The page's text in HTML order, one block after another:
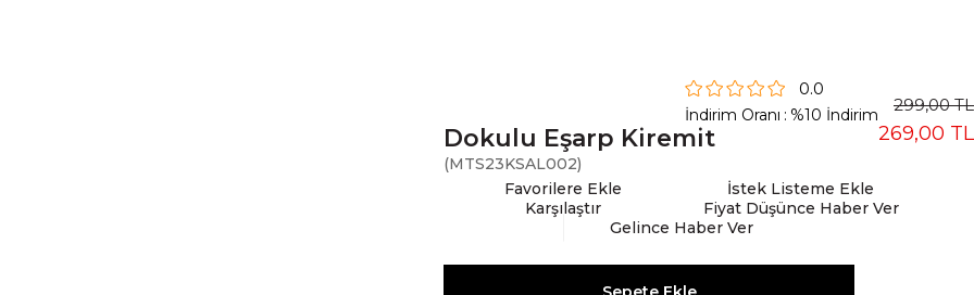
Dokulu Eşarp Kiremit
(MTS23KSAL002)
0.0
İndirim Oranı : %10 İndirim 299,00 TL
269,00 TL
Favorilere Ekle
İstek Listeme Ekle
Karşılaştır
Fiyat Düşünce Haber Ver
Gelince Haber Ver